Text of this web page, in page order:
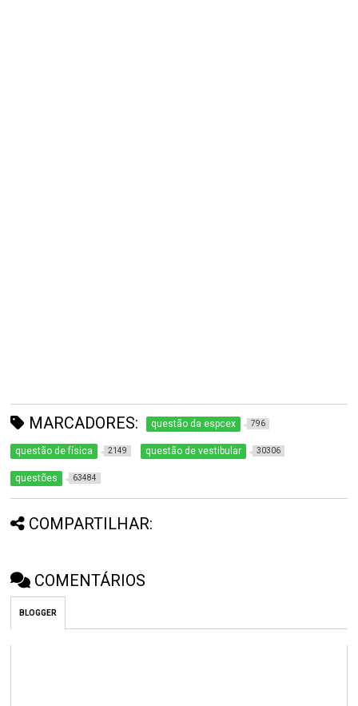
MARCADORES: questão da espcex 796
questão de física 2149 questão de vestibular 30306
questões 63484
COMPARTILHAR:
COMENTÁRIOS
BLOGGER